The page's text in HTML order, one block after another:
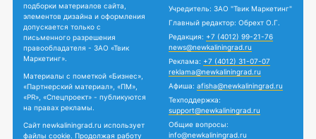
подборки материалов сайта,
элементов дизайна и оформления
допускается только с
письменного разрешения
правообладателя - ЗАО «Твик
Маркетинг».
Материалы с пометкой «Бизнес»,
«Партнерский материал», «ПМ»,
«PR», «Спецпроект» - публикуются
на правах рекламы.
Сайт newkaliningrad.ru использует
файлы cookie. Продолжая работу
Учредитель: ЗАО "Твик Маркетинг"
Главный редактор: Обрехт О.Г.
Редакция: +7 (4012) 99-21-76
news@newkaliningrad.ru
Реклама: +7 (4012) 31-07-07
reklama@newkaliningrad.ru
Афиша: afisha@newkaliningrad.ru
Техподдержка:
support@newkaliningrad.ru
Общие вопросы:
info@newkaliningrad.ru